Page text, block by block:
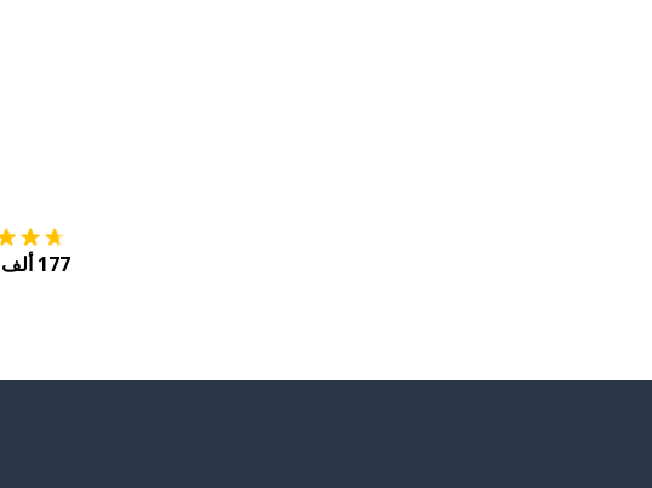
177 ألف تصنيف